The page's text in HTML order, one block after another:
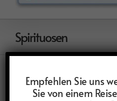
Spirituosen
Empfehlen Sie uns
Sie von einem